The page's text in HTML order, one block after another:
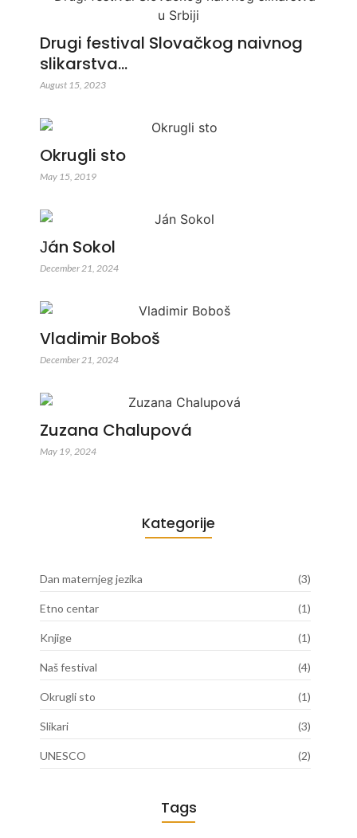
Drugi festival Slovačkog naivnog
slikarstva…
August 15, 2023
Okrugli sto
May 15, 2019
Јán Sokol
December 21, 2024
Vladimir Boboš
December 21, 2024
Zuzana Chalupová
May 19, 2024
Kategorije
Dan maternjeg jezika (3)
Etno centar (1)
Knjige (1)
Naš festival (4)
Okrugli sto (1)
Slikari (3)
UNESCO (2)
Tags